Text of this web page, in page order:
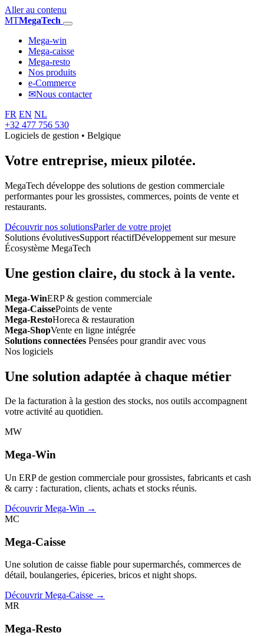
Aller au contenu
MTMegaTech
Mega-win
Mega-caisse
Mega-resto
Nos produits
e-Commerce
✉Nous contacter
FR EN NL
+32 477 756 530
Logiciels de gestion • Belgique
Votre entreprise, mieux pilotée.
MegaTech développe des solutions de gestion commerciale
performantes pour les grossistes, commerces, points de vente et
restaurants.
Découvrir nos solutionsParler de votre projet
Solutions évolutivesSupport réactifDéveloppement sur mesure
Écosystème MegaTech
Une gestion claire, du stock à la vente.
Mega-WinERP & gestion commerciale
Mega-CaissePoints de vente
Mega-RestoHoreca & restauration
Mega-ShopVente en ligne intégrée
Solutions connectées Pensées pour grandir avec vous
Nos logiciels
Une solution adaptée à chaque métier
De la facturation à la gestion des stocks, nos outils accompagnent
votre activité au quotidien.
MW
Mega-Win
Un ERP de gestion commerciale pour grossistes, fabricants et cash
& carry : facturation, clients, achats et stocks réunis.
Découvrir Mega-Win →
MC
Mega-Caisse
Une solution de caisse fiable pour supermarchés, commerces de
détail, boulangeries, épiceries, bricos et night shops.
Découvrir Mega-Caisse →
MR
Mega-Resto